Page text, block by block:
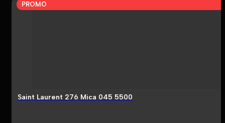
PROMO
Saint Laurent 276 Mica 045 5500